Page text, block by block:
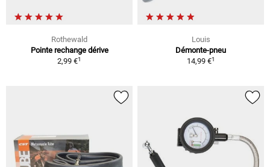
Rothewald
Pointe rechange dérive
2,99 €1
Louis
Démonte-pneu
14,99 €1